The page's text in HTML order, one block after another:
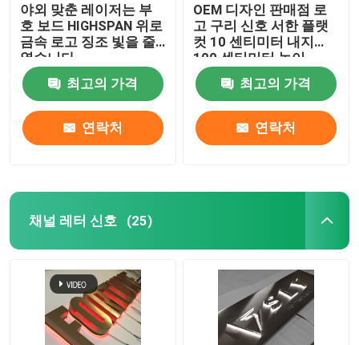
야외 맞춘 레이저는 부
호 보드 HIGHSPAN 위로
금속 로고 징조 빛을 줄
였습니다
최고의 가격
연락처
OEM 디자인 판매점 로
고 구리 신호 서한 플랫
컷 10 센티미터 내지
100 센티미터 높이
최고의 가격
연락처
채널 레터 신호 (25)